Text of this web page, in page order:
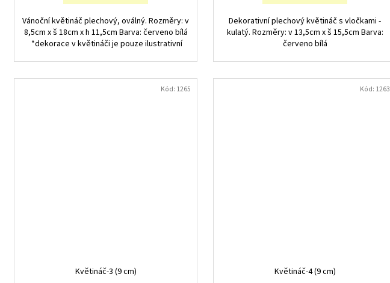
Vánoční květináč plechový, oválný. Rozměry: v
8,5cm x š 18cm x h 11,5cm Barva: červeno bílá
*dekorace v květináči je pouze ilustrativní
Dekorativní plechový květináč s vločkami -
kulatý. Rozměry: v 13,5cm x š 15,5cm Barva:
červeno bílá
Květináč-3 (9 cm)
Kód: 1265
Květináč-4 (9 cm)
Kód: 1263